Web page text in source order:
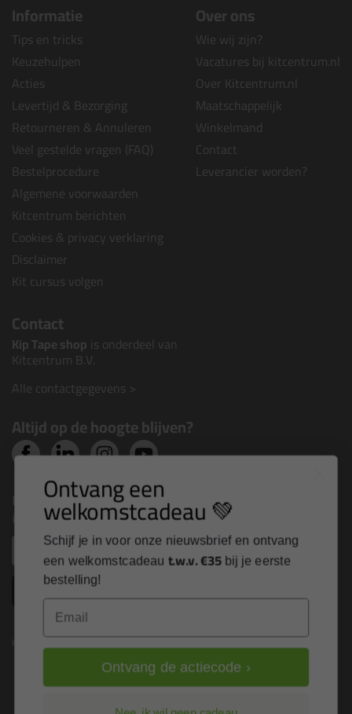
Informatie
Tips en tricks
Keuzehulpen
Acties
Levertijd & Bezorging
Retourneren & Annuleren
Veel gestelde vragen (FAQ)
Bestelprocedure
Algemene voorwaarden
Kitcentrum berichten
Cookies & privacy verklaring
Disclaimer
Kit cursus volgen
Over ons
Wie wij zijn?
Vacatures bij kitcentrum.nl
Over Kitcentrum.nl
Maatschappelijk
Winkelmand
Contact
Leverancier worden?
Contact
Kip Tape shop is onderdeel van
Kitcentrum B.V.
Alle contactgegevens >
Altijd op de hoogte blijven?
Nieuws, tips en exclusieve deals rechtstreeks in je
inbox
Kitcentrum is trots op:
Ontvang een
welkomstcadeau 💚
Schijf je in voor onze nieuwsbrief en ontvang
een welkomstcadeau t.w.v. €35 bij je eerste
bestelling!
Ontvang de actiecode ›